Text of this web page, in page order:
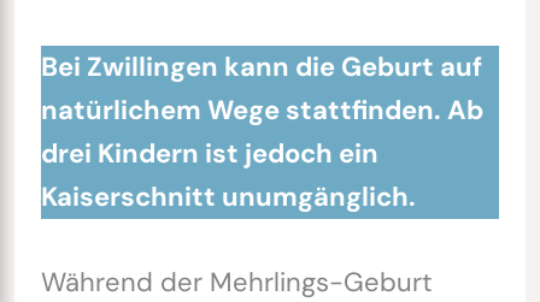
Bei Zwillingen kann die Geburt auf
natürlichem Wege stattfinden. Ab
drei Kindern ist jedoch ein
Kaiserschnitt unumgänglich.
Während der Mehrlings-Geburt